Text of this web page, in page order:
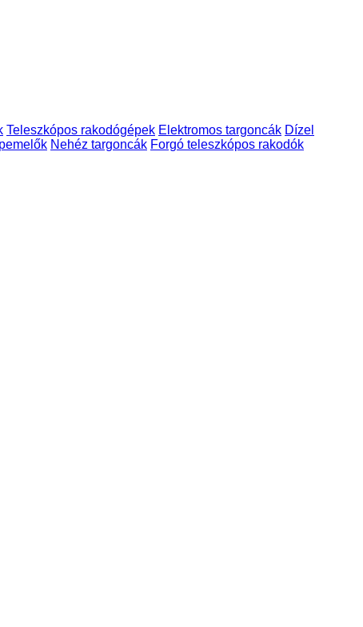
Teleszkópos rakodógépek Elektromos targoncák Dízel
Nehéz targoncák Forgó teleszkópos rakodók